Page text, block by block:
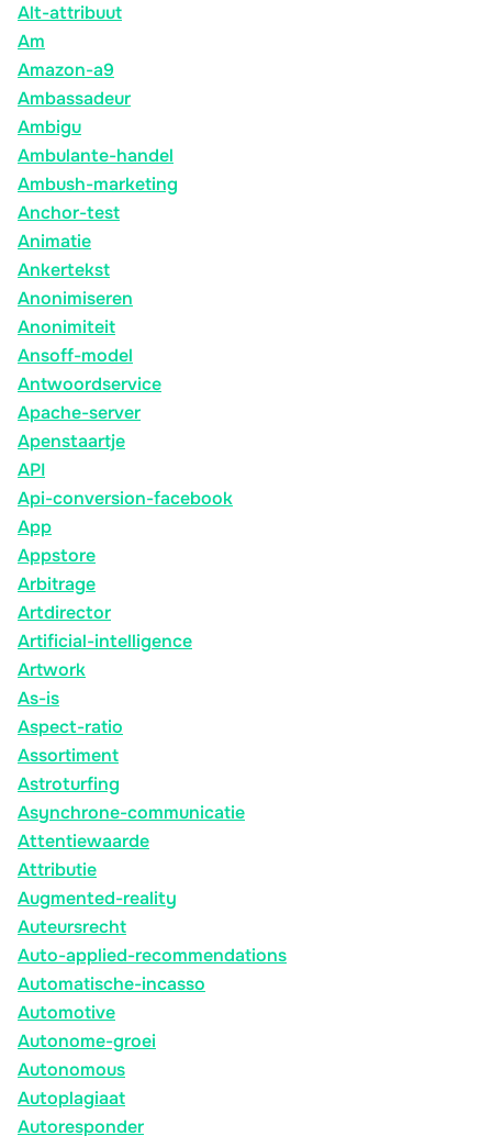
Alt-attribuut
Am
Amazon-a9
Ambassadeur
Ambigu
Ambulante-handel
Ambush-marketing
Anchor-test
Animatie
Ankertekst
Anonimiseren
Anonimiteit
Ansoff-model
Antwoordservice
Apache-server
Apenstaartje
API
Api-conversion-facebook
App
Appstore
Arbitrage
Artdirector
Artificial-intelligence
Artwork
As-is
Aspect-ratio
Assortiment
Astroturfing
Asynchrone-communicatie
Attentiewaarde
Attributie
Augmented-reality
Auteursrecht
Auto-applied-recommendations
Automatische-incasso
Automotive
Autonome-groei
Autonomous
Autoplagiaat
Autoresponder